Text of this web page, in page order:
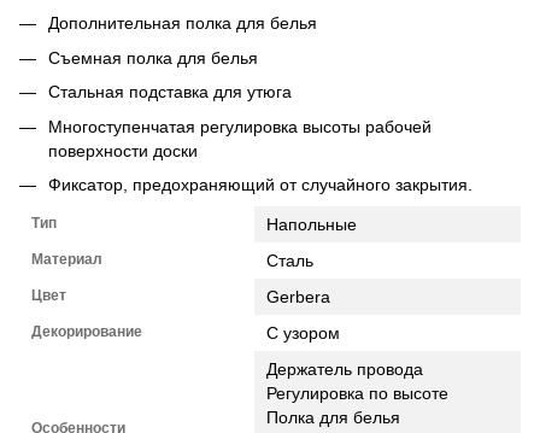
Дополнительная полка для белья
Съемная полка для белья
Стальная подставка для утюга
Многоступенчатая регулировка высоты рабочей
поверхности доски
Фиксатор, предохраняющий от случайного закрытия.
Тип Напольные
Материал Сталь
Цвет Gerbera
Декорирование С узором
Особенности
Держатель провода
Регулировка по высоте
Полка для белья